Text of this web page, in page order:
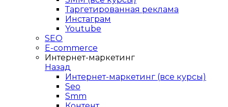
Таргетированная реклама
Инстаграм
Youtube
SEO
E-сommerce
Интернет-маркетинг
Назад
Интернет-маркетинг (все курсы)
Seo
Smm